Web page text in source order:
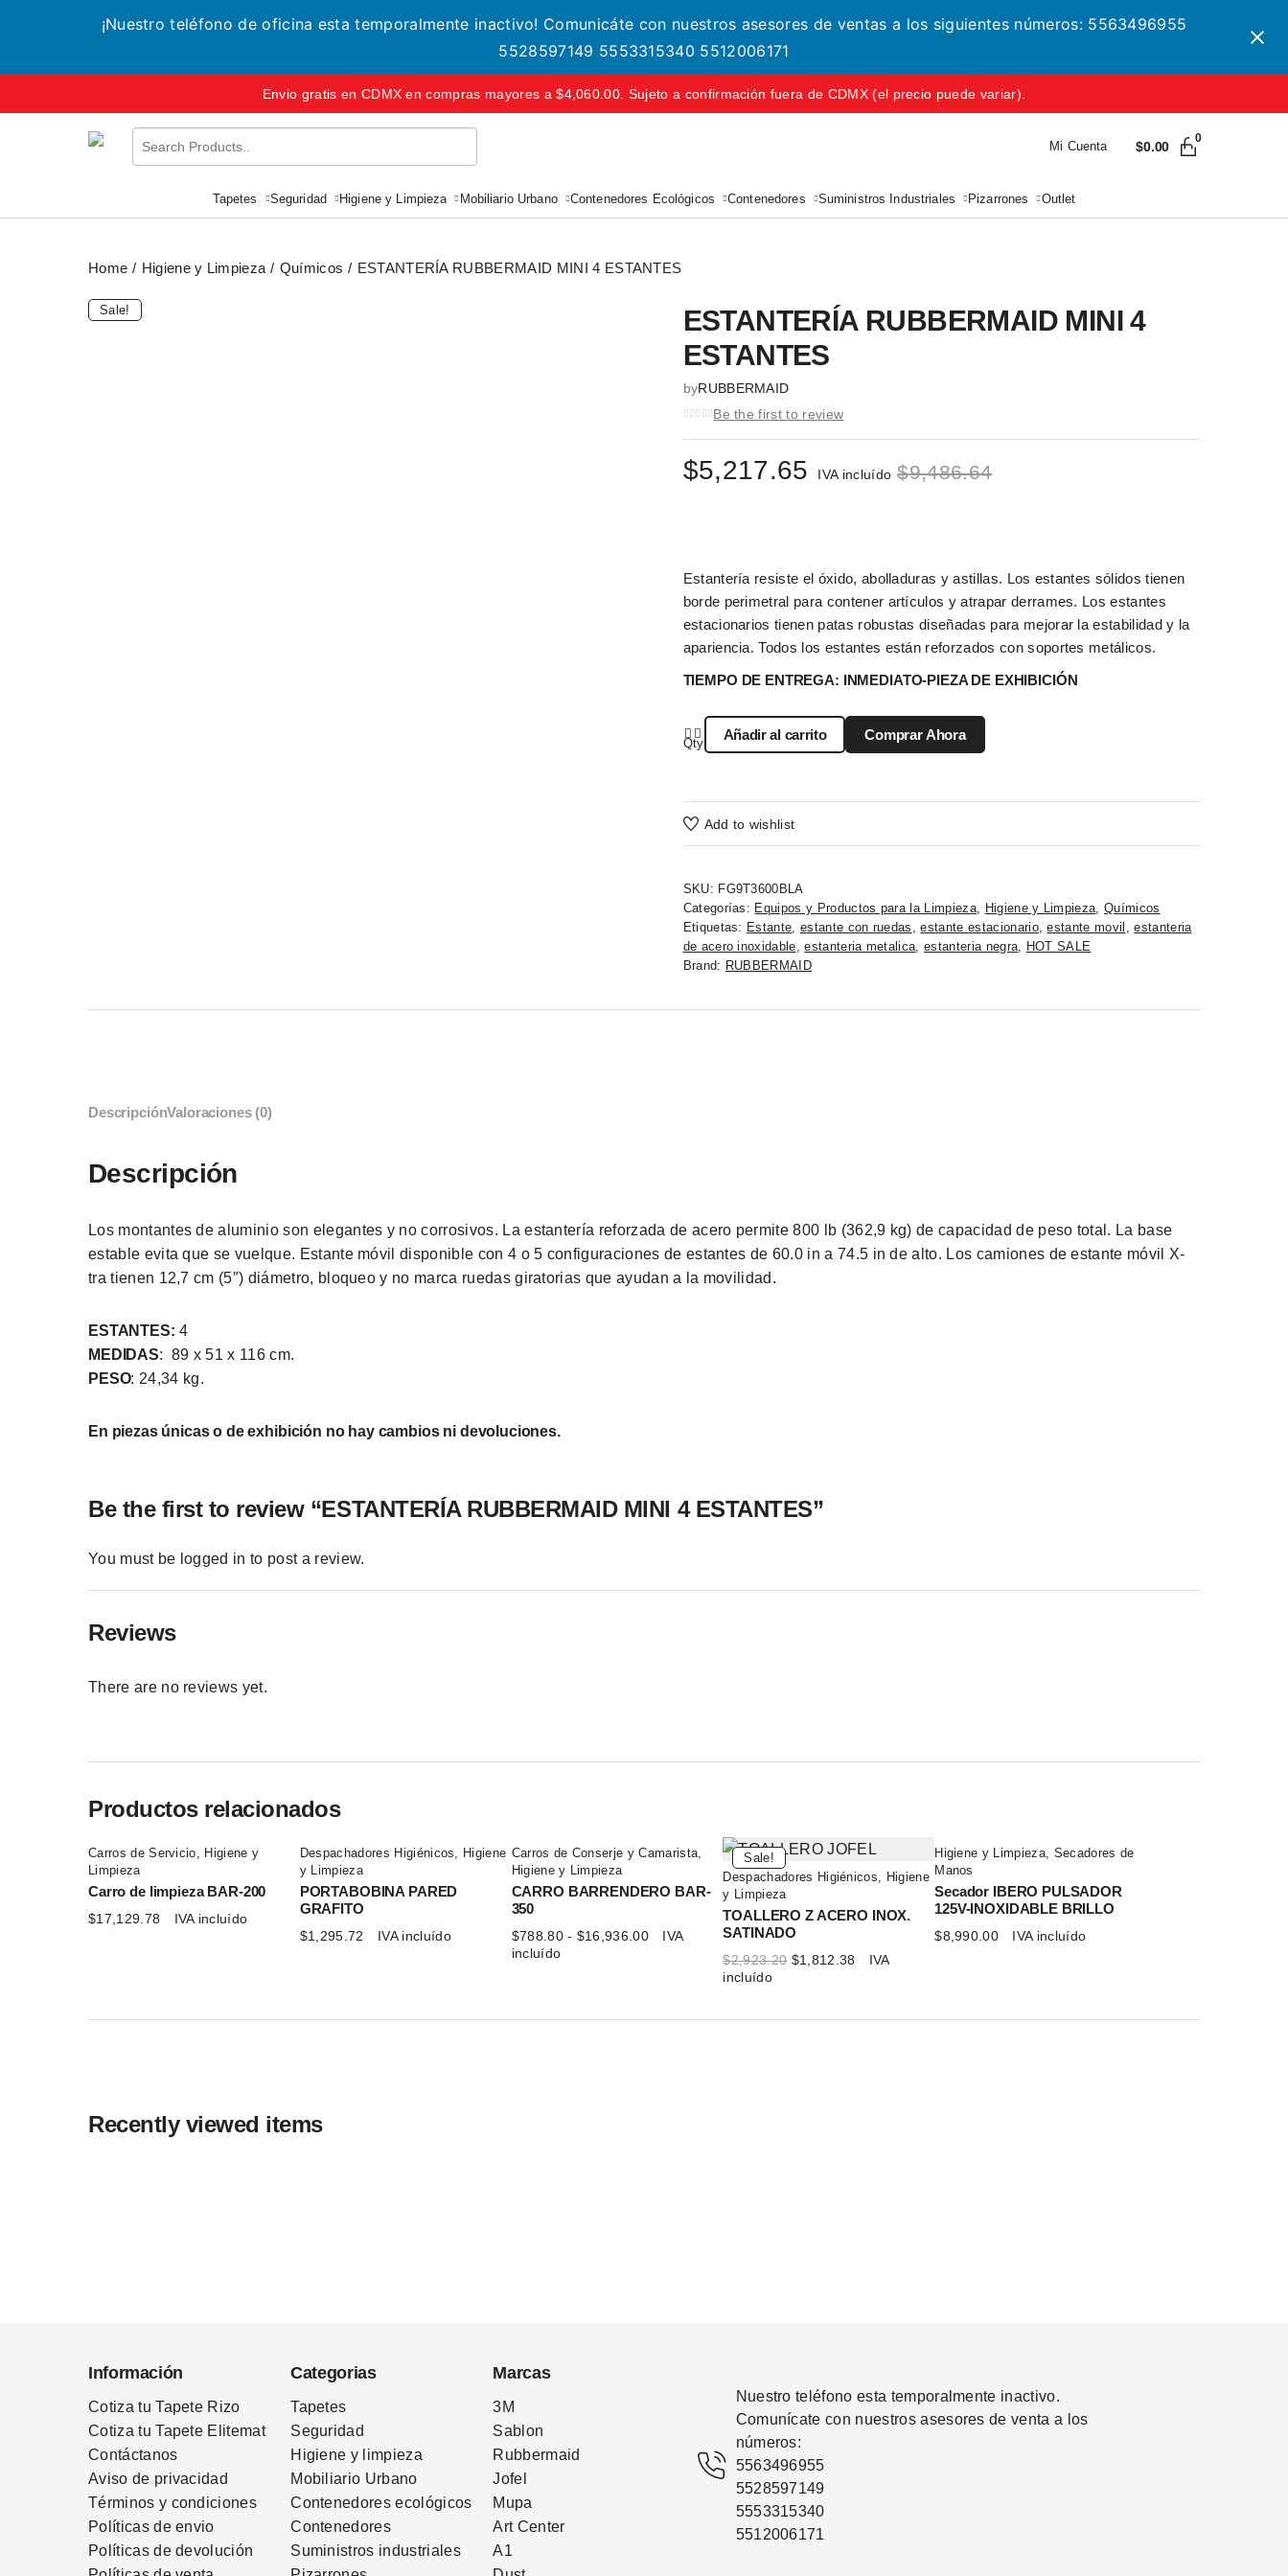
¡Nuestro teléfono de oficina esta temporalmente inactivo! Comunicáte con nuestros asesores de ventas a los siguientes números: 5563496955
5528597149 5553315340 5512006171
Envio gratis en CDMX en compras mayores a $4,060.00. Sujeto a confirmación fuera de CDMX (el precio puede variar).
Mi Cuenta $0.00
0
Tapetes Seguridad Higiene y Limpieza Mobiliario Urbano Contenedores Ecológicos Contenedores Suministros Industriales Pizarrones Outlet
Home Higiene y Limpieza Químicos ESTANTERÍA RUBBERMAID MINI 4 ESTANTES
Sale!
ESTANTERÍA RUBBERMAID MINI 4
ESTANTES
byRUBBERMAID
Be the first to review
$9,486.64
El
$9,486.64.
$5,217.65
El
$5,217.65.
IVA incluído
Estantería resiste el óxido, abolladuras y astillas. Los estantes sólidos tienen
borde perimetral para contener artículos y atrapar derrames. Los estantes
estacionarios tienen patas robustas diseñadas para mejorar la estabilidad y la
apariencia. Todos los estantes están reforzados con soportes metálicos.
TIEMPO DE ENTREGA: INMEDIATO-PIEZA DE EXHIBICIÓN
Qty
Añadir al carrito Comprar Ahora
Add to wishlist
SKU: FG9T3600BLA
Categorías: Equipos y Productos para la Limpieza, Higiene y Limpieza,Químicos
Etiquetas: Estante,estante con ruedas ,estante estacionario,estante movil ,estanteria
de acero inoxidable,estanteria metalica,estanteria negra, HOT SALE
Brand: RUBBERMAID
DescripciónValoraciones (0)
Descripción
Los montantes de aluminio son elegantes y no corrosivos. La estantería reforzada de acero permite 800 lb (362,9 kg) de capacidad de peso total. La base
estable evita que se vuelque. Estante móvil disponible con 4 o 5 configuraciones de estantes de 60.0 in a 74.5 in de alto. Los camiones de estante móvil X-
tra tienen 12,7 cm (5″) diámetro, bloqueo y no marca ruedas giratorias que ayudan a la movilidad.
ESTANTES: 4
MEDIDAS: 89 x 51 x 116 cm.
PESO: 24,34 kg.
En piezas únicas o de exhibición no hay cambios ni devoluciones.
Be the first to review “ESTANTERÍA RUBBERMAID MINI 4 ESTANTES”
You must be logged in to post a review.
Reviews
There are no reviews yet.
Productos relacionados
Carros de Servicio, Higiene y
Limpieza
Carro de limpieza BAR-200
$17,129.78 IVA incluído
Despachadores Higiénicos, Higiene
y Limpieza
PORTABOBINA PARED
GRAFITO
$1,295.72 IVA incluído
Carros de Conserje y Camarista,
Higiene y Limpieza
CARRO BARRENDERO BAR-
350
$788.80 - $16,936.00Rango
hasta
IVA
incluído
Sale!
Despachadores Higiénicos, Higiene
y Limpieza
TOALLERO Z ACERO INOX.
SATINADO
$2,923.20 El
$1,812.38
IVA
incluído
Higiene y Limpieza, Secadores de
Manos
Secador IBERO PULSADOR
125V-INOXIDABLE BRILLO
$8,990.00 IVA incluído
Recently viewed items
Información
Cotiza tu Tapete Rizo
Cotiza tu Tapete Elitemat
Contáctanos
Aviso de privacidad
Términos y condiciones
Políticas de envio
Políticas de devolución
Categorias
Tapetes
Seguridad
Higiene y limpieza
Mobiliario Urbano
Contenedores ecológicos
Contenedores
Suministros industriales
Marcas
3M
Sablon
Rubbermaid
Jofel
Mupa
Art Center
A1
Nuestro teléfono esta temporalmente inactivo.
Comunícate con nuestros asesores de venta a los
números:
5563496955
5528597149
5553315340
5512006171